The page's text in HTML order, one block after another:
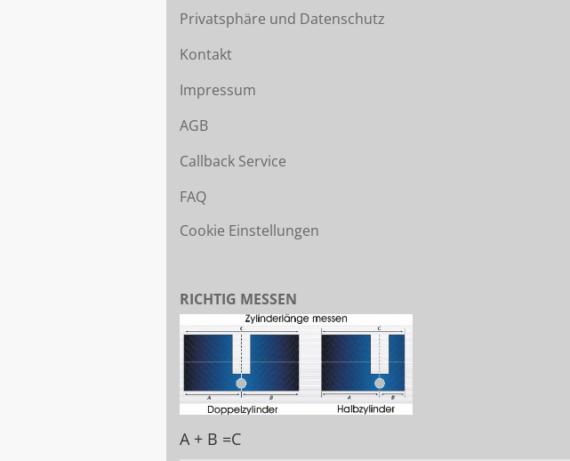
Privatsphäre und Datenschutz
Kontakt
Impressum
AGB
Callback Service
FAQ
Cookie Einstellungen
RICHTIG MESSEN
A + B =C